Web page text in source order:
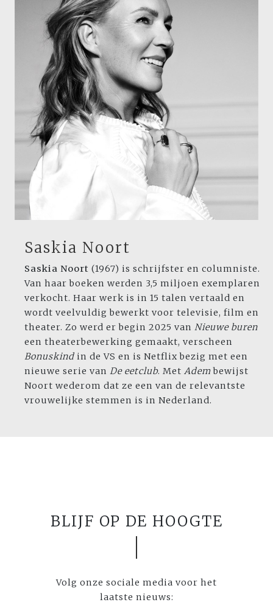
Saskia Noort
Saskia Noort (1967) is schrijfster en columniste.
Van haar boeken werden 3,5 miljoen exemplaren
verkocht. Haar werk is in 15 talen vertaald en
wordt veelvuldig bewerkt voor televisie, film en
theater. Zo werd er begin 2025 van Nieuwe buren
een theaterbewerking gemaakt, verscheen
Bonuskind in de VS en is Netflix bezig met een
nieuwe serie van De eetclub. Met Adembewijst
Noort wederom dat ze een van de relevantste
vrouwelijke stemmen is in Nederland.
BLIJF OP DE HOOGTE
Volg onze sociale media voor het
laatste nieuws: